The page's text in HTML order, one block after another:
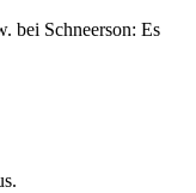
bei Schneerson: Es